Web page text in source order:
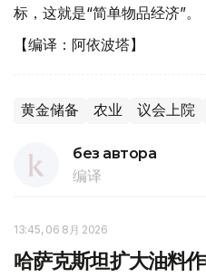
标，这就是“简单物品经济”。
【编译：阿依波塔】
黄金储备 农业 议会上院
без автора
编译
13:45, 06 8月 2026
哈萨克斯坦扩大油料